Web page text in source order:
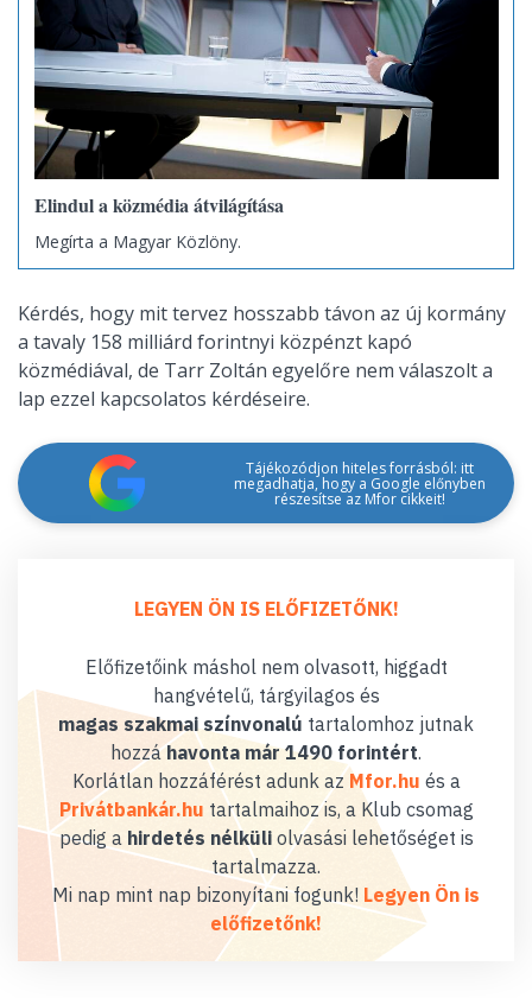
Elindul a közmédia átvilágítása
Megírta a Magyar Közlöny.
Kérdés, hogy mit tervez hosszabb távon az új kormány
a tavaly 158 milliárd forintnyi közpénzt kapó
közmédiával, de Tarr Zoltán egyelőre nem válaszolt a
lap ezzel kapcsolatos kérdéseire.
Tájékozódjon hiteles forrásból: itt
megadhatja, hogy a Google előnyben
részesítse az Mfor cikkeit!
LEGYEN ÖN IS ELŐFIZETŐNK!
Előfizetőink máshol nem olvasott, higgadt
hangvételű, tárgyilagos és
magas szakmai színvonalú tartalomhoz jutnak
hozzáhavonta már 1490 forintért.
Korlátlan hozzáférést adunk az Mfor.hu és a
Privátbankár.hu tartalmaihoz is, a Klub csomag
pedig a hirdetés nélküliolvasási lehetőséget is
tartalmazza.
Mi nap mint nap bizonyítani fogunk! Legyen Ön is
előfizetőnk!